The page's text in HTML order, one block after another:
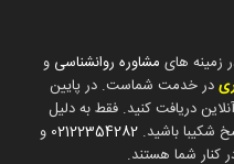
مشاوره روانشناسی و
در خدمت شماست. در پایین
دریافت کنید. فقط به دلیل
شکیبا باشید. 02122354282 و
کنار شما هستند.